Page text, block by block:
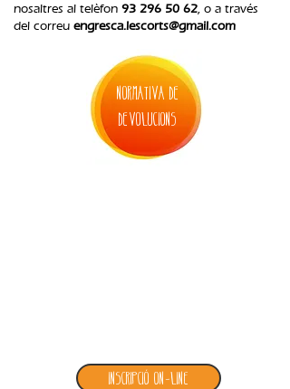
nosaltres al telèfon 93 296 50 62, o a través
del correu engresca.lescorts@gmail.com
normativa de
devolucions
Inscripció ON-LINE